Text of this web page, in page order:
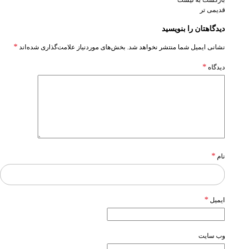
قدیمی تر
دیدگاهتان را بنویسید
نشانی ایمیل شما منتشر نخواهد شد. بخش‌های موردنیاز علامت‌گذاری شده‌اند *
دیدگاه *
نام *
ایمیل *
وب‌ سایت